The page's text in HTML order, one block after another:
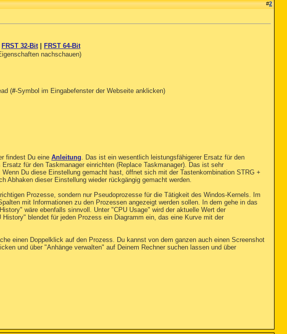
#2
FRST 32-Bit
FRST 64-Bit
nachschauen)
(#-Symbol im Eingabefenster der Webseite anklicken)
findest Du eine Anleitung. Das ist ein wesentlich leistungsfähigerer Ersatz für den
für den Taskmanager einrichten (Replace Taskmanager). Das ist sehr
Du diese Einstellung gemacht hast, öffnet sich mit der Tastenkombination STRG +
Abhaken dieser Einstellung wieder rückgängig gemacht werden.
Prozesse, sondern nur Pseudoprozesse für die Tätigkeit des Windos-Kernels. Im
mit Informationen zu den Prozessen angezeigt werden sollen. In dem gehe in das
wäre ebenfalls sinnvoll. Unter "CPU Usage" wird der aktuelle Wert der
blendet für jeden Prozess ein Diagramm ein, das eine Kurve mit der
einen Doppelklick auf den Prozess. Du kannst von dem ganzen auch einen Screenshot
und über "Anhänge verwalten" auf Deinem Rechner suchen lassen und über